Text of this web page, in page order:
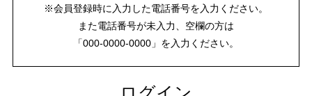
※会員登録時に入力した電話番号を入力ください。
また電話番号が未入力、空欄の方は
「000-0000-0000」を入力ください。